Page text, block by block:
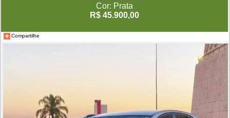
Cor: Prata
R$ 45.900,00
Compartilhe